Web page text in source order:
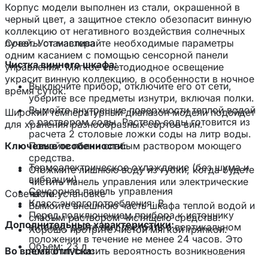
Корпус модели выполнен из стали, окрашенной в
черный цвет, а защитное стекло обезопасит винную
коллекцию от негативного воздействия солнечных
лучей. Устанавливайте необходимые параметры
одним касанием с помощью сенсорной панели
управления. Мягкое светодиодное освещение
украсит винную коллекцию, в особенности в ночное
время суток.
Широкий температурный диапазон модели подойдет
для хранения разнообразных сортов вин.
Ключевые особенности:
Термоэлектрическое охлаждение (без шума и
вибрации)
Сенсорная панель управления
Класс энергопотребления: В
Дополнительные характеристики:
Объем: 23 л
Советы от мастера
Чистка винного шкафа:
Выключите прибор, отключите его от сети,
уберите все предметы изнутри, включая полки.
Вымойте внутренние поверхности теплой водой
с раствором соды. Раствор соды готовится из
расчета 2 столовые ложки соды на литр воды.
Помойте полки слабым раствором моющего
средства.
Отожмите лишнюю воду из губки, когда будете
чистить панель управления или электрические
части.
Вымойте внешнюю часть шкафа теплой водой и
слабым раствором чистящего средства.
Хорошо протрите чистой мягкой тряпкой.
Во время отпуска:
Советы по установке
Перед подключением прибора к источнику
питания, дайте ему постоять в вертикальном
положении в течение не менее 24 часов. Это
позволит снизить вероятность возникновения